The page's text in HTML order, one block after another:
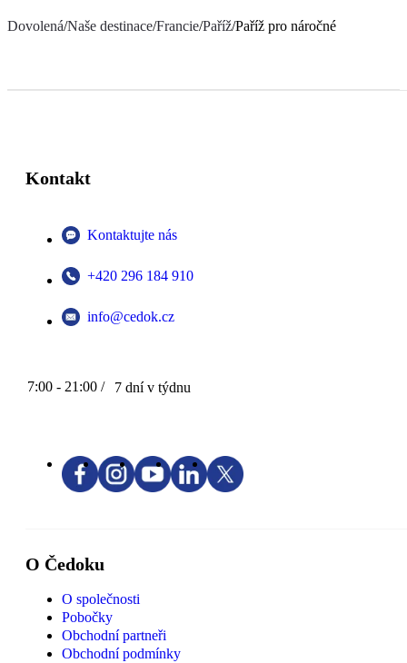
Dovolená/Naše destinace/Francie/Paříž/Paříž pro náročné
Kontakt
Kontaktujte nás
+420 296 184 910
info@cedok.cz
7:00 - 21:00 / 7 dní v týdnu
O Čedoku
O společnosti
Pobočky
Obchodní partneři
Obchodní podmínky